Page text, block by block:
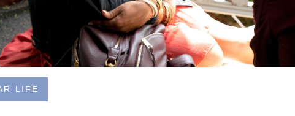
LIFE